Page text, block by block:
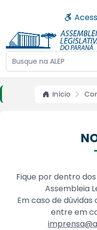
Buscar no site da ALEP
Início
Fique por dentro
Assembleia
Em caso de
entre em